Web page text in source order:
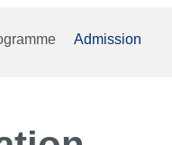
Admission